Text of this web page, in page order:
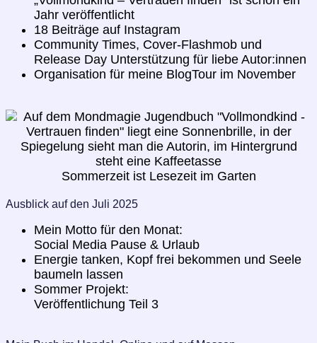
Jahr veröffentlicht
18 Beiträge auf Instagram
Community Times, Cover-Flashmob und
Release Day Unterstützung für liebe Autor:innen
Organisation für meine BlogTour im November
Sommerzeit ist Lesezeit im Garten
Ausblick auf den Juli 2025
Mein Motto für den Monat:
Social Media Pause & Urlaub
Energie tanken, Kopf frei bekommen und Seele
baumeln lassen
Sommer Projekt:
Veröffentlichung Teil 3